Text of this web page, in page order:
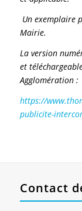
Un exemplaire
Mairie.
La version
et
Agglomération :
https://
publicite-
Contact